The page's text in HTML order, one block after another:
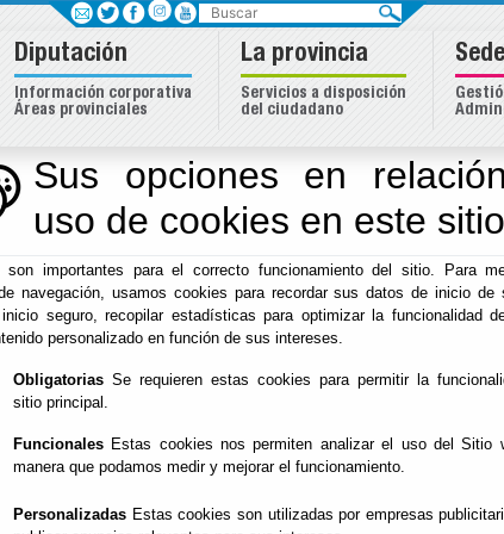
Sus opciones en
uso de cookies en este sitio
son importantes para el correcto funcionamiento del sitio. Para
navegación, usamos cookies para recordar sus datos de inicio de
inicio seguro, recopilar estadísticas para optimizar la funcionalidad
personalizado en función de sus intereses.
Obligatorias Se requieren estas cookies para permitir la
sitio principal.
Funcionales Estas cookies nos permiten analizar el uso del Sitio
manera que podamos medir y mejorar el funcionamiento.
Personalizadas Estas cookies son utilizadas por empresas
Inicio -Diputación - Circuito de Promoción del Campo a
Circuito de
Través. Huércal
Buscar
Diputación
Información corporativa
Áreas provinciales
La provincia
Servicios a disposición
del ciudadano